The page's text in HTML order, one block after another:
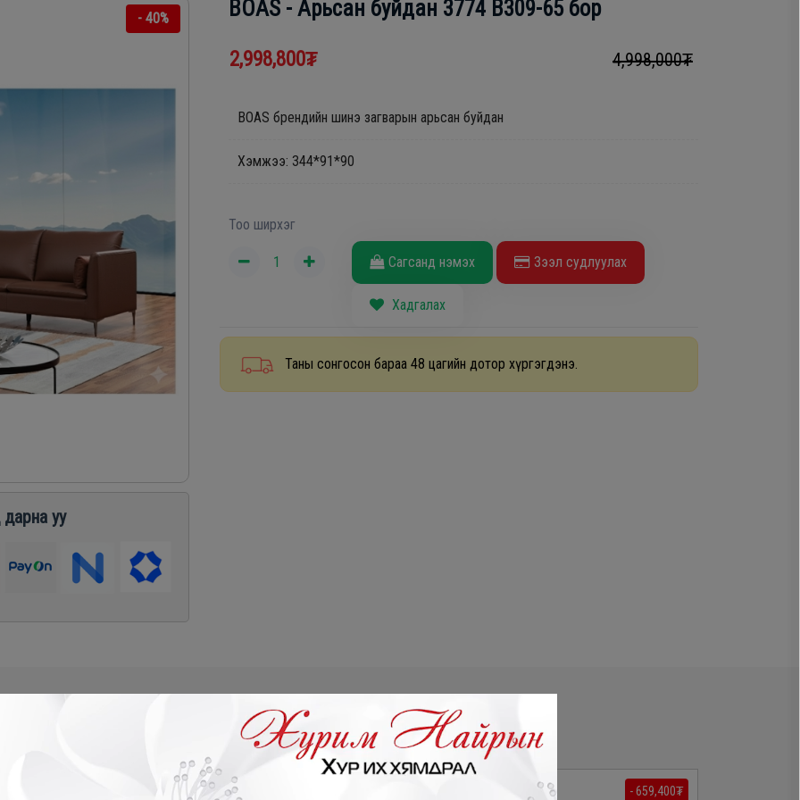
- 40%
уу
BOAS - Арьсан буйдан 3774 B309-65 бор
2,998,800₮ 4,998,000₮
BOAS брендийн шинэ загварын арьсан буйдан
Хэмжээ: 344*91*90
Тоо ширхэг
Сагсанд нэмэх Зээл судлуулах
Хадгалах
Таны сонгосон бараа 48 цагийн дотор хүргэгдэнэ.
- 449,500₮ - 659,400₮